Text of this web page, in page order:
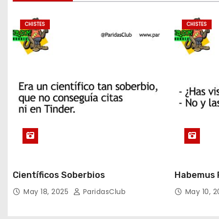
CHISTES
Científicos Soberbios
May 18, 2025 ParidasClub
CHISTES
Habemus
May 10,